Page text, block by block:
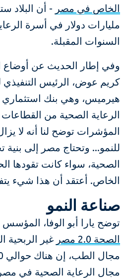
الخاص في مصر
مليارات دولار في أسرة
السنوات المقبلة.
وفي إطار الحديث عن أوضاع
كريم عوض، الرئيس التنفيذي
هيرميس، وهي بنك استثماري
الرعاية الصحية من القطاعات
المؤشرات توضح لنا أنه لا
للنمو... وتحتاج مصر إلى بنية
الصحية، سواء كانت تقودها
الخاص. أعتقد أن هذا شيء
صناعة النمو
توضح يارا أبو الوفا،
الصحة 2.0 مصر
غير الربحية
مجال الرعاية الصحية في